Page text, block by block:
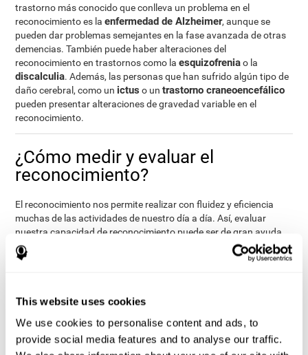
This website uses cookies
We use cookies to personalise content and ads, to
provide social media features and to analyse our traffic.
trastorno más conocido que conlleva un problema en el
reconocimiento es laenfermedad de Alzheimer, aunque se
pueden dar problemas semejantes en la fase avanzada de otras
demencias. También puede haber alteraciones del
reconocimiento en trastornos como laesquizofreniao la
discalculia. Además, las personas que han sufrido algún tipo de
daño cerebral, como un ictus o untrastorno craneoencefálico
pueden presentar alteraciones de gravedad variable en el
reconocimiento.
¿Cómo medir y evaluar el
reconocimiento?
El reconocimiento nos permite realizar con fluidez y eficiencia
muchas de las actividades de nuestro día a día. Así, evaluar
nuestra capacidad de reconocimiento puede ser de gran ayuda
en diferentes ámbitos de la vida: en
ámbitos académicos(saber
si algún alumno va a tener problemas a la hora de reconocer
familiares allegados) o enámbitos profesionales
laboral o los clientes).
Mediante una completa evaluación neuropsicológica